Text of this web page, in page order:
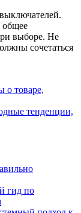
общее
выборе. Не
сочетаться
о товаре,
тенденции,
гид по